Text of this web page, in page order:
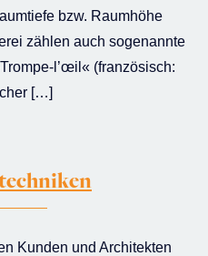
bzw. Raumhöhe
zählen auch sogenannte
l’œil« (französisch:
[…]
Kunden und Architekten